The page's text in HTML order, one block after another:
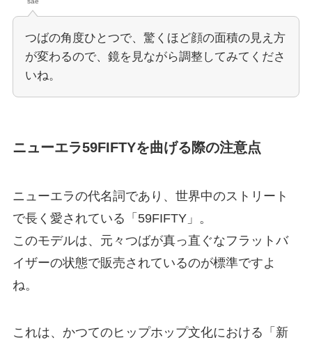
つばの角度ひとつで、驚くほど顔の面積の見え方
が変わるので、鏡を見ながら調整してみてくださ
いね。
ニューエラ59FIFTYを曲げる際の注意点
ニューエラの代名詞であり、世界中のストリート
で長く愛されている「59FIFTY」。
このモデルは、元々つばが真っ直ぐなフラットバ
イザーの状態で販売されているのが標準ですよ
ね。
これは、かつてのヒップホップ文化における「新